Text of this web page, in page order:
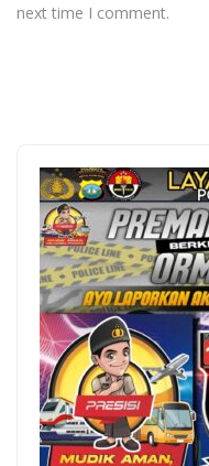
next time I comment.